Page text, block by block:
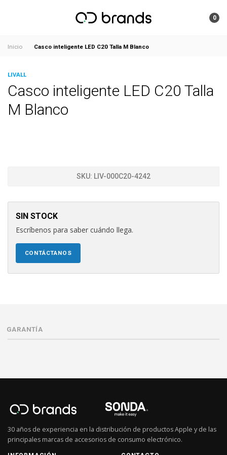
0
Inicio Casco inteligente LED C20 Talla M Blanco
LIVALL
Casco inteligente LED C20 Talla
M Blanco
SKU: LIV-000C20-4242
SIN STOCK
Escríbenos para saber cuándo llega.
CONTÁCTANOS
GARANTÍA
30 años de experiencia en la distribución de productos Apple y de las
principales marcas de accesorios de consumo electrónico.